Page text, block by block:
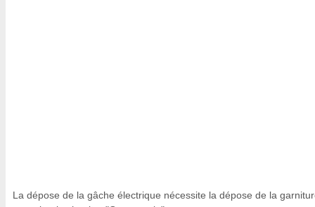
La dépose de la gâche électrique nécessite la dépose de la